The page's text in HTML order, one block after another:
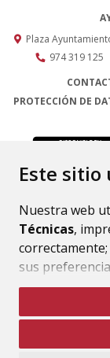
Este sitio
Nuestra web
Técnicas,
correctamente;
sus
mejorar el
Si acepta
consideramos
Plaza
974 319 125
PROTECCIÓN DE